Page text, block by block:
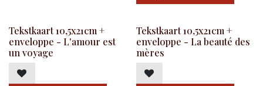
Tekstkaart 10,5x21cm +
enveloppe - L'amour est
un voyage
Tekstkaart 10,5x21cm +
enveloppe - La beauté des
mères